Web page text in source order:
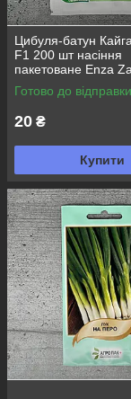
Цибуля-батун
F1 200 шт насіння
пакетоване Enza
Агропак
Готово до відправки
20 ₴
Купити